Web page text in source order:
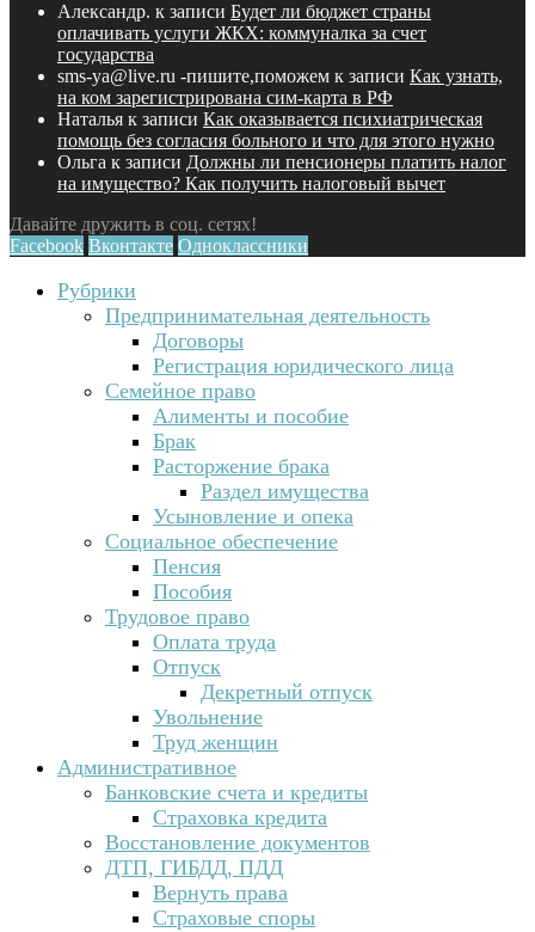
Александр. к записи Будет ли бюджет страны
оплачивать услуги ЖКХ: коммуналка за счет
государства
sms-ya@live.ru -пишите,поможем к записи Как узнать,
на ком зарегистрирована сим-карта в РФ
Наталья к записи Как оказывается психиатрическая
помощь без согласия больного и что для этого нужно
Ольга к записи Должны ли пенсионеры платить налог
на имущество? Как получить налоговый вычет
Давайте дружить в соц. сетях!
Facebook Вконтакте Одноклассники
Рубрики
Предпринимательная деятельность
Договоры
Регистрация юридического лица
Семейное право
Алименты и пособие
Брак
Расторжение брака
Раздел имущества
Усыновление и опека
Социальное обеспечение
Пенсия
Пособия
Трудовое право
Оплата труда
Отпуск
Декретный отпуск
Увольнение
Труд женщин
Административное
Банковские счета и кредиты
Страховка кредита
Восстановление документов
ДТП, ГИБДД, ПДД
Вернуть права
Страховые споры